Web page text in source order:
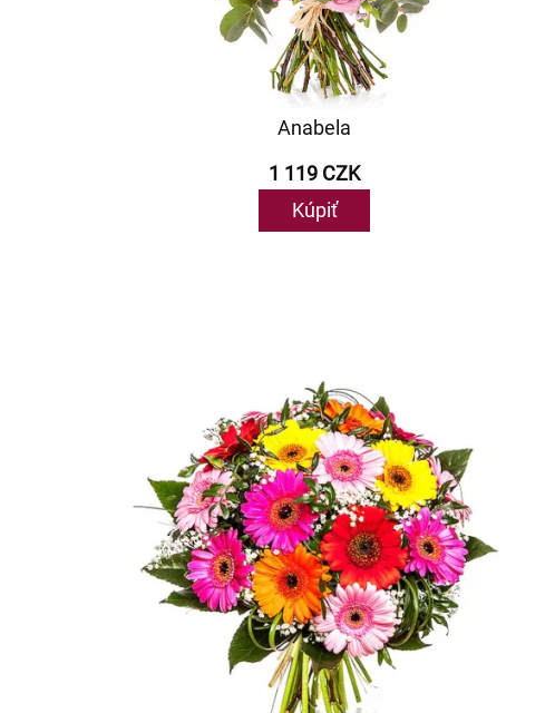
Anabela
1 119 CZK
Kúpiť